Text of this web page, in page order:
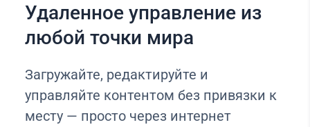
Удаленное управление из
любой точки мира
Загружайте, редактируйте и
управляйте контентом без привязки к
месту — просто через интернет